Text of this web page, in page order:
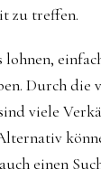
zu treffen.
lohnen,
Durch die
viele
einen